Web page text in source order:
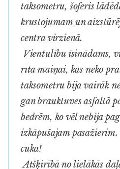
taksometru, šoferis
krustojumam un
centra virzienā.
Vientulību īsinādams,
rīta maiņai, kas neko
taksometru bija vairāk
gan brauktuves asfaltā
bedrēm, ko vēl nebija
izkāpušajam
cūka!
Atšķirībā no lielākās